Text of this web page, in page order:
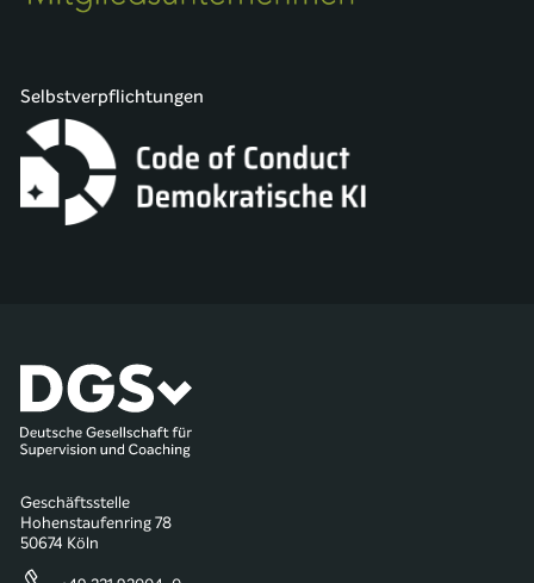
Selbstverpflichtungen
Geschäftsstelle
Hohenstaufenring 78
50674 Köln